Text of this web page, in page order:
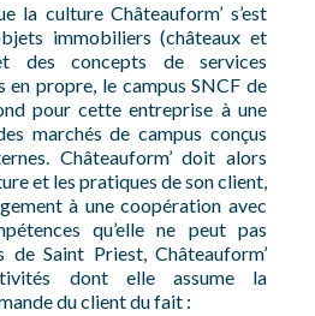
la culture Châteauform’ s’est
immobiliers (châteaux et
des concepts de services
en propre, le campus SNCF de
pour cette entreprise à une
marchés de campus conçus
Châteauform’ doit alors
et les pratiques de son client,
à une coopération avec
qu’elle ne peut pas
de Saint Priest, Châteauform’
dont elle assume la
du client du fait :